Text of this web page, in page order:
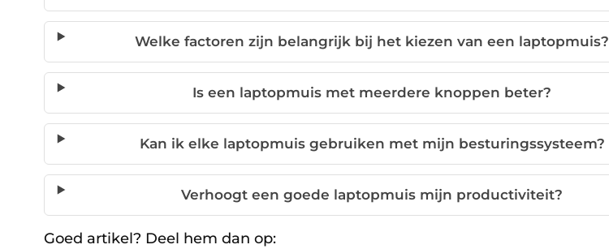
Welke factoren zijn belangrijk bij het kiezen van een laptopmuis?
Is een laptopmuis met meerdere knoppen beter?
Kan ik elke laptopmuis gebruiken met mijn besturingssysteem?
Verhoogt een goede laptopmuis mijn productiviteit?
Goed artikel? Deel hem dan op: